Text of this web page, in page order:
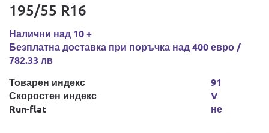
195/55 R16
Налични над 10 +
Безплатна доставка при поръчка над 400 евро /
782.33 лв
Товарен индекс
Скоростен индекс
Run-flat
91
V
не